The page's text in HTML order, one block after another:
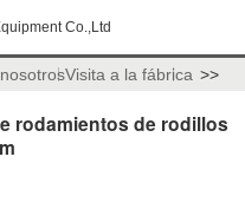
Co.,Ltd
Visita a la fábrica >>
rodamientos de rodillos